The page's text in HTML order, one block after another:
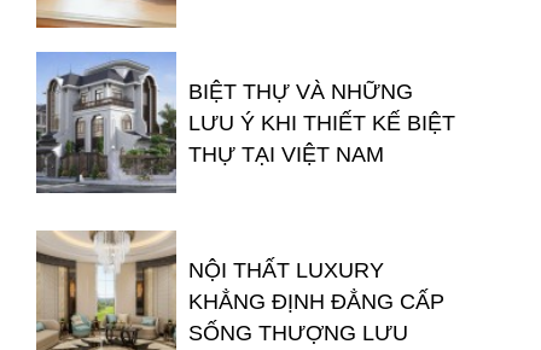
BIỆT THỰ VÀ NHỮNG
LƯU Ý KHI THIẾT KẾ BIỆT
THỰ TẠI VIỆT NAM
NỘI THẤT LUXURY
KHẲNG ĐỊNH ĐẲNG CẤP
SỐNG THƯỢNG LƯU